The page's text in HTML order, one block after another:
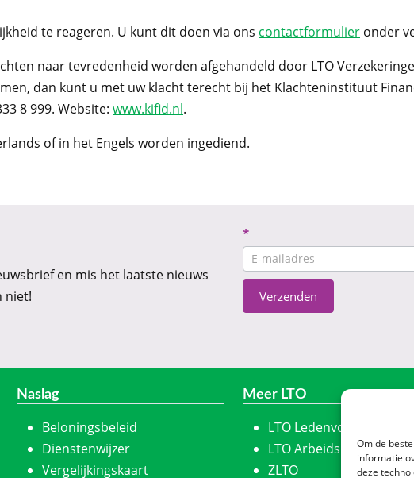
Om de
informatie
deze
te reageren. U kunt dit doen via ons contactformulier onder
naar tevredenheid worden afgehandeld door LTO
dan kunt u met uw klacht terecht bij het Klachteninstituut
8 999. Website: www.kifid.nl.
of in het Engels worden ingediend.
en mis het laatste nieuws
niet!
Nieuwsbrief
CTA
*
Verzenden
Naslag
Beloningsbeleid
Dienstenwijzer
Vergelijkingskaart
Meer LTO
LTO Ledenvoordeel
LTO Arbeidskracht
ZLTO